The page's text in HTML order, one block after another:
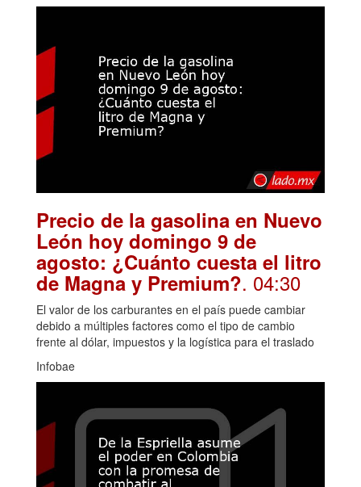
Precio de la gasolina en Nuevo
León hoy domingo 9 de
agosto: ¿Cuánto cuesta el litro
de Magna y Premium?. 04:30
El valor de los carburantes en el país puede cambiar
debido a múltiples factores como el tipo de cambio
frente al dólar, impuestos y la logística para el traslado
Infobae